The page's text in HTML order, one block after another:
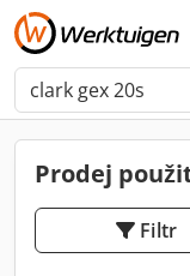
Prodej
Filtr